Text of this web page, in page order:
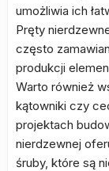
umożliwia ich
Pręty
często
produkcji
Warto również
kątowniki czy
projektach
nierdzewnej
śruby, które są